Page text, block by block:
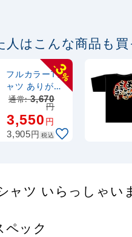
人はこんな商品も
-
3
%
フルカラーTシ
ャツ ありがと
うございます
(69787)
通常:3,670
円
3,550円
3,905円 税込
ャツ いらっしゃい
ペック